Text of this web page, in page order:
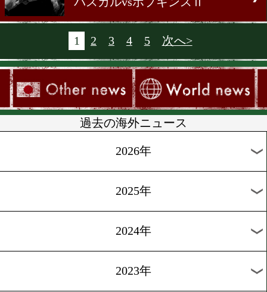
海外の試合結果②
海外の試合結果①
[ニュース]2011.2.13
[ニュース]2011.2.12
バルガス復帰延期
[ニュース]2011.2.10
パスカルvsホプキンスⅡ